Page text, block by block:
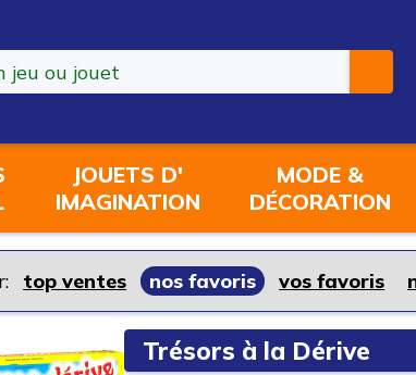
JOUETS D'
IMAGINATION
MODE &
DÉCORATION
top ventes nos favoris vos favoris
Trésors à la Dérive